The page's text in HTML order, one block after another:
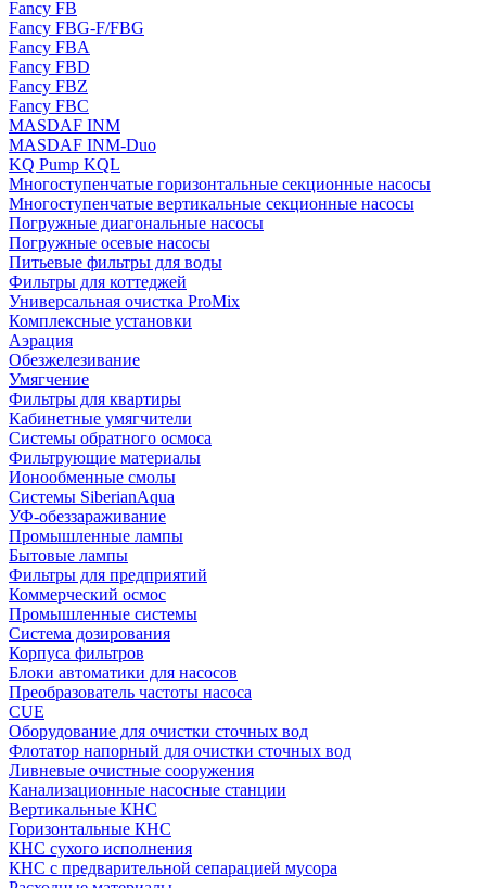
Fancy FB
Fancy FBG-F/FBG
Fancy FBA
Fancy FBD
Fancy FBZ
Fancy FBC
MASDAF INM
MASDAF INM-Duo
KQ Pump KQL
Многоступенчатые горизонтальные секционные насосы
Многоступенчатые вертикальные секционные насосы
Погружные диагональные насосы
Погружные осевые насосы
Питьевые фильтры для воды
Фильтры для коттеджей
Универсальная очистка ProMix
Комплексные установки
Аэрация
Обезжелезивание
Умягчение
Фильтры для квартиры
Кабинетные умягчители
Системы обратного осмоса
Фильтрующие материалы
Ионообменные смолы
Системы SiberianAqua
УФ-обеззараживание
Промышленные лампы
Бытовые лампы
Фильтры для предприятий
Коммерческий осмос
Промышленные системы
Система дозирования
Корпуса фильтров
Блоки автоматики для насосов
Преобразователь частоты насоса
CUE
Оборудование для очистки сточных вод
Флотатор напорный для очистки сточных вод
Ливневые очистные сооружения
Канализационные насосные станции
Вертикальные КНС
Горизонтальные КНС
КНС сухого исполнения
КНС с предварительной сепарацией мусора